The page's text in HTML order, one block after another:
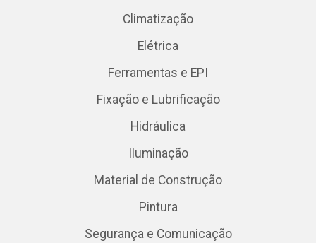
Climatização
Elétrica
Ferramentas e EPI
Fixação e Lubrificação
Hidráulica
Iluminação
Material de Construção
Pintura
Segurança e Comunicação